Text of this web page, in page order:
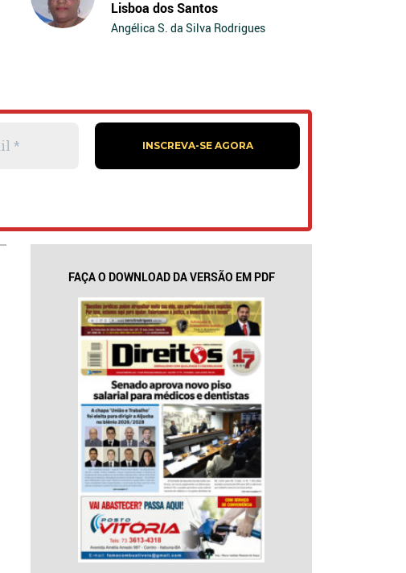
Lisboa dos Santos
Angélica S. da Silva Rodrigues
FAÇA O DOWNLOAD DA VERSÃO EM PDF